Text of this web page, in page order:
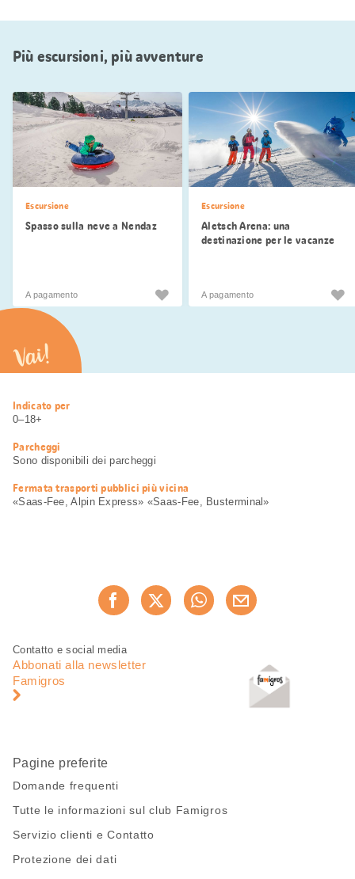
Più escursioni, più avventure
Escursione
Spasso sulla neve a Nendaz
A pagamento
Escursione
Aletsch Arena: una
destinazione per le vacanze
A pagamento
Vai!
Informazioni
utili
Indicato per
0–18+
Parcheggi
Sono disponibili dei parcheggi
Fermata trasporti pubblici più vicina
«Saas-Fee, Alpin Express» «Saas-Fee, Busterminal»
Consiglia ora
Piè
pagina
Navigazione
pagina
Contatto e social media
Abbonati alla newsletter
Famigros
Pagine preferite
Domande frequenti
Tutte le informazioni sul club Famigros
Servizio clienti e Contatto
Protezione dei dati